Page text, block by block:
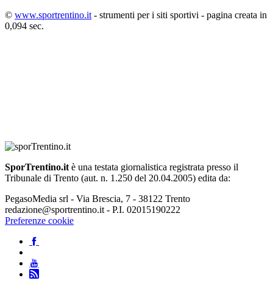
© www.sportrentino.it - strumenti per i siti sportivi - pagina creata in
0,094 sec.
SporTrentino.it è una testata giornalistica registrata presso il
Tribunale di Trento (aut. n. 1.250 del 20.04.2005) edita da:
PegasoMedia srl - Via Brescia, 7 - 38122 Trento
redazione@sportrentino.it - P.I. 02015190222
Preferenze cookie